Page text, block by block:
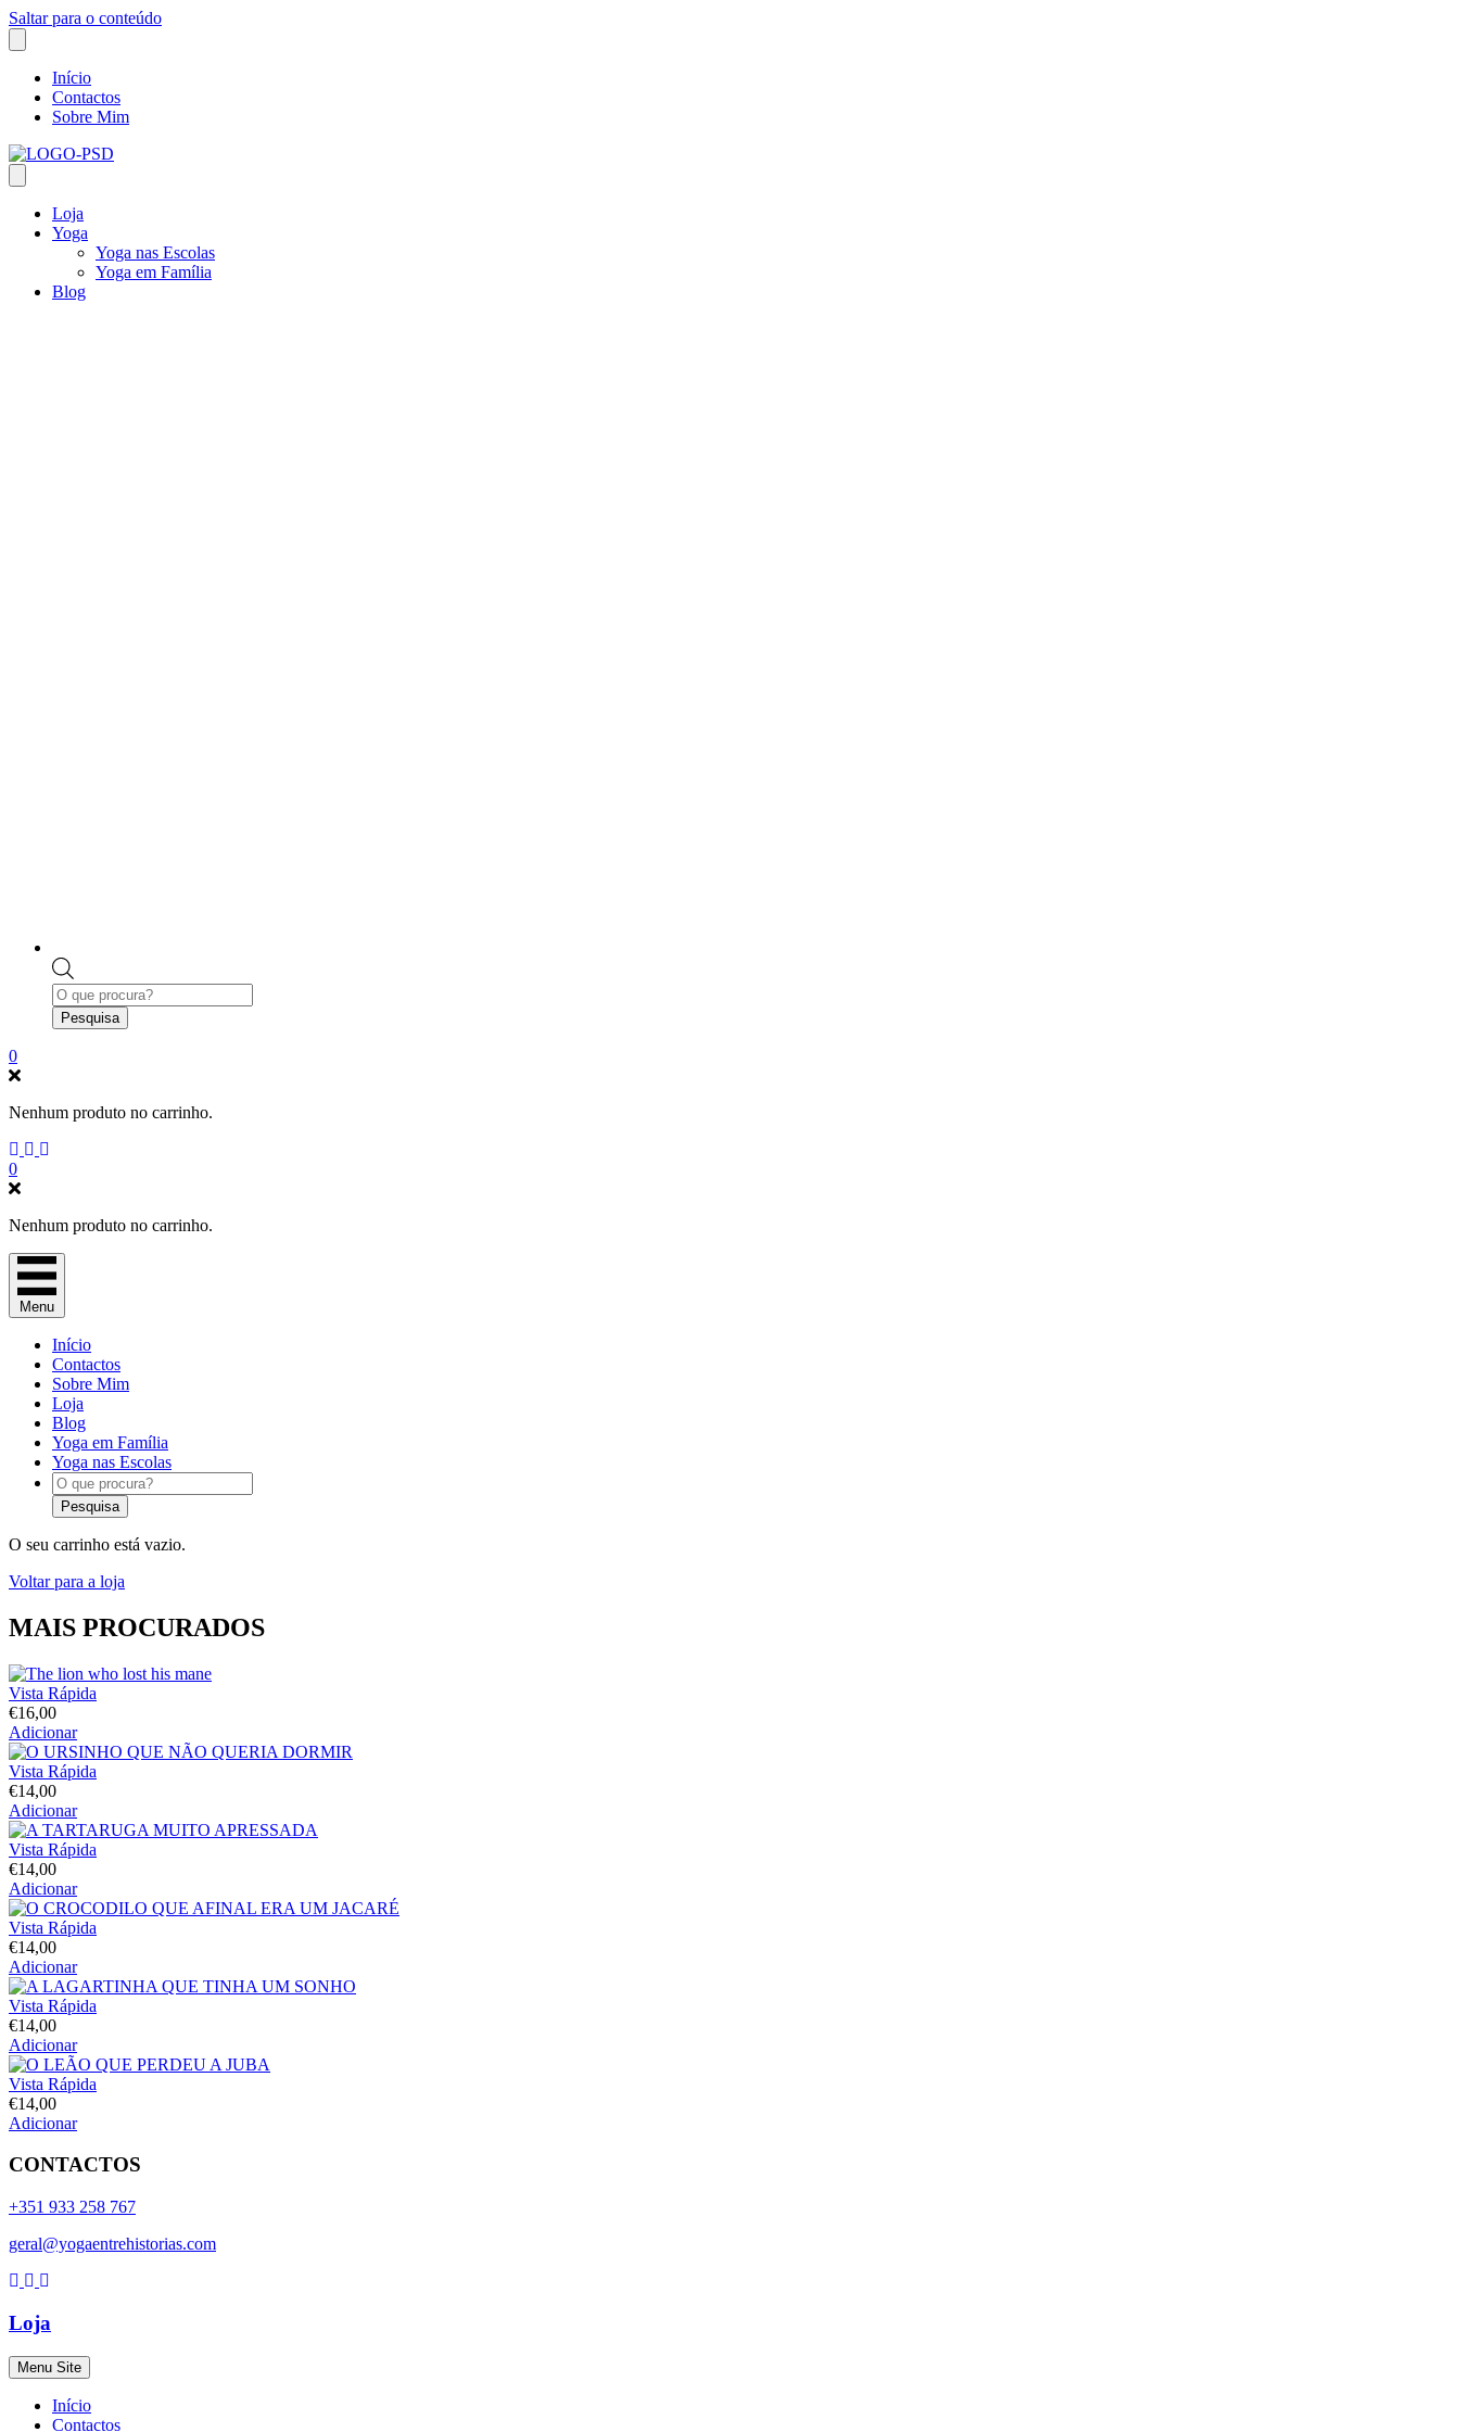
Saltar para o conteúdo
Início
Contactos
Sobre Mim
Loja
Yoga
Yoga nas Escolas
Yoga em Família
Blog
Products
search
Pesquisa
0
Nenhum produto no carrinho.
0
Nenhum produto no carrinho.
Menu
Início
Contactos
Sobre Mim
Loja
Blog
Yoga em Família
Yoga nas Escolas
Products
search
Pesquisa
O seu carrinho está vazio.
Voltar para a loja
MAIS PROCURADOS
Vista Rápida
€16,00
Adicionar
Vista Rápida
€14,00
Adicionar
Vista Rápida
€14,00
Adicionar
Vista Rápida
€14,00
Adicionar
Vista Rápida
€14,00
Adicionar
Vista Rápida
€14,00
Adicionar
CONTACTOS
+351 933 258 767
geral@yogaentrehistorias.com
Loja
Menu Site
Início
Contactos